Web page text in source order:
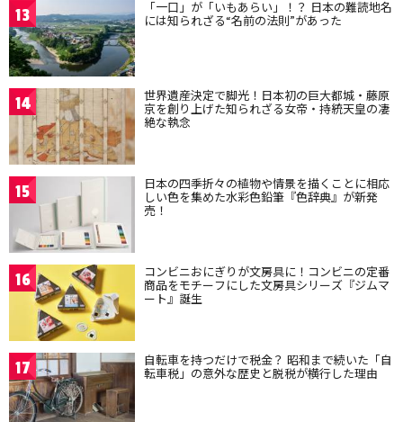
13 「一口」が「いもあらい」！？ 日本の難読地名
には知られざる“名前の法則”があった
14 世界遺産決定で脚光！日本初の巨大都城・藤原
京を創り上げた知られざる女帝・持統天皇の凄
絶な執念
15 日本の四季折々の植物や情景を描くことに相応
しい色を集めた水彩色鉛筆『色辞典』が新発
売！
16 コンビニおにぎりが文房具に！コンビニの定番
商品をモチーフにした文房具シリーズ『ジムマ
ート』誕生
17 自転車を持つだけで税金？ 昭和まで続いた「自
転車税」の意外な歴史と脱税が横行した理由